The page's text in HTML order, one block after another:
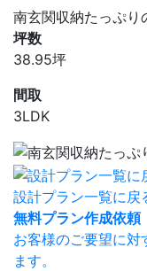
南玄関収納たっぷり
坪数
38.95坪
間取
3LDK
設計プラン一覧に戻
無料プラン作成依頼
お客様のご要望に対
ます。